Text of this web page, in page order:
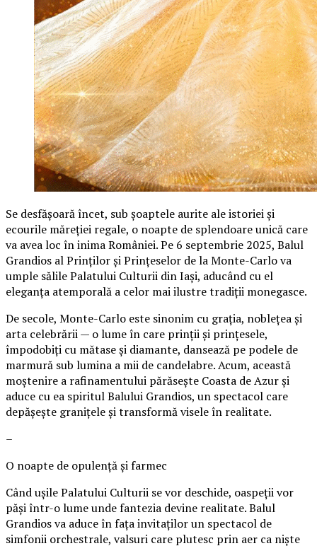
Se desfășoară încet, sub șoaptele aurite ale istoriei și
ecourile măreției regale, o noapte de splendoare unică care
va avea loc în inima României. Pe 6 septembrie 2025, Balul
Grandios al Prinților și Prințeselor de la Monte-Carlo va
umple sălile Palatului Culturii din Iași, aducând cu el
eleganța atemporală a celor mai ilustre tradiții monegasce.
De secole, Monte-Carlo este sinonim cu grația, noblețea și
arta celebrării — o lume în care prinții și prințesele,
împodobiți cu mătase și diamante, dansează pe podele de
marmură sub lumina a mii de candelabre. Acum, această
moștenire a rafinamentului părăsește Coasta de Azur și
aduce cu ea spiritul Balului Grandios, un spectacol care
depășește granițele și transformă visele în realitate.
–
O noapte de opulență și farmec
Când ușile Palatului Culturii se vor deschide, oaspeții vor
păși într-o lume unde fantezia devine realitate. Balul
Grandios va aduce în fața invitaților un spectacol de
simfonii orchestrale, valsuri care plutesc prin aer ca niște